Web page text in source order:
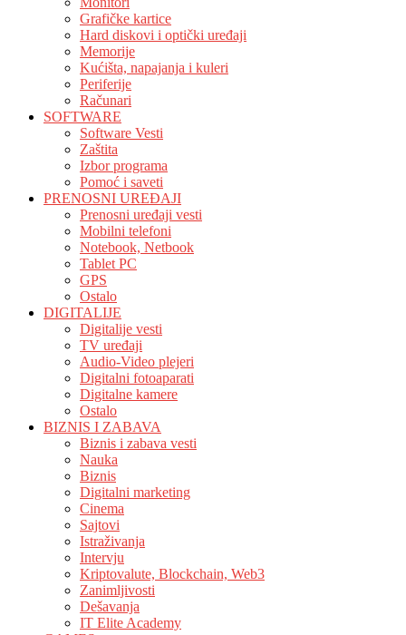
Grafičke kartice
Hard diskovi i optički uređaji
Memorije
Kućišta, napajanja i kuleri
Periferije
Računari
SOFTWARE
Software Vesti
Zaštita
Izbor programa
Pomoć i saveti
PRENOSNI UREĐAJI
Prenosni uređaji vesti
Mobilni telefoni
Notebook, Netbook
Tablet PC
GPS
Ostalo
DIGITALIJE
Digitalije vesti
TV uređaji
Audio-Video plejeri
Digitalni fotoaparati
Digitalne kamere
Ostalo
BIZNIS I ZABAVA
Biznis i zabava vesti
Nauka
Biznis
Digitalni marketing
Cinema
Sajtovi
Istraživanja
Intervju
Kriptovalute, Blockchain, Web3
Zanimljivosti
Dešavanja
IT Elite Academy